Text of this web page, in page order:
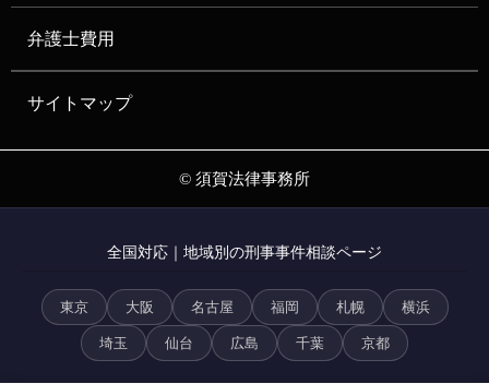
弁護士費用
サイトマップ
© 須賀法律事務所
全国対応｜地域別の刑事事件相談ページ
東京 大阪 名古屋 福岡 札幌 横浜
埼玉 仙台 広島 千葉 京都